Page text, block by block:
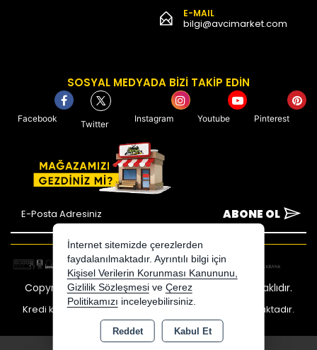
E-MAIL
bilgi@avcimarket.com
SOSYAL MEDYADA BİZİ TAKİP EDİN
Facebook
Twitter
Instagram Youtube Pinterest
ABONE OL
Copyright 2026 avcimarket.com - Tüm hakları saklıdır.
Kredi kartı bilgileriniz 256bit SSL sertifikası ile korunmaktadır.
İnternet sitemizde çerezlerden
faydalanılmaktadır. Ayrıntılı bilgi için
Kişisel Verilerin Korunması Kanununu,
Gizlilik Sözleşmesi ve Çerez
Politikamızı inceleyebilirsiniz.
Reddet Kabul Et